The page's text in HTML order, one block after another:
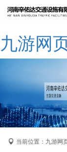
九游网
当前位置： 九游网